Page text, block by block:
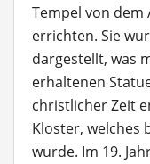
Tempel von
errichten. Sie
dargestellt, was
erhaltenen
christlicher Zeit
Kloster, welches
wurde. Im 19.